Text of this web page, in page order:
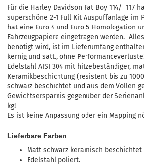
Für die Harley Davidson Fat Boy 114/ 117
superschöne 2-1 Full Kit Auspuffanlage im
hat eine Euro 4 und Euro 5 Homologation
Fahrzeugpapiere eingetragen werden.
benötigt wird, ist im Lieferumfang
kernig und satt., ohne
Edelstahl AISI 304 mit hitzebeständiger,
Keramikbeschichtung (resistent bis zu
schwarz beschichtet und aus dem Vollen
Gewichtsersparnis gegenüber der
kg!
Es ist keine Anpassung oder ein Mapping
Lieferbare Farben
Matt schwarz keramisch beschichtet
Edelstahl poliert.